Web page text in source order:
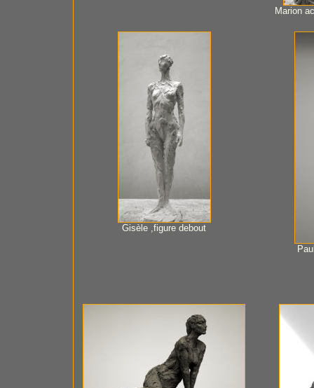
Marion
Gisèle ,figure debout